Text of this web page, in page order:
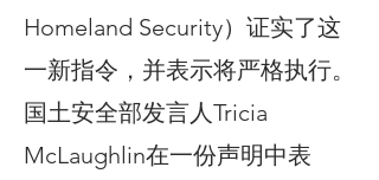
Homeland Security）证实了这
一新指令，并表示将严格执行。
国土安全部发言人Tricia
McLaughlin在一份声明中表